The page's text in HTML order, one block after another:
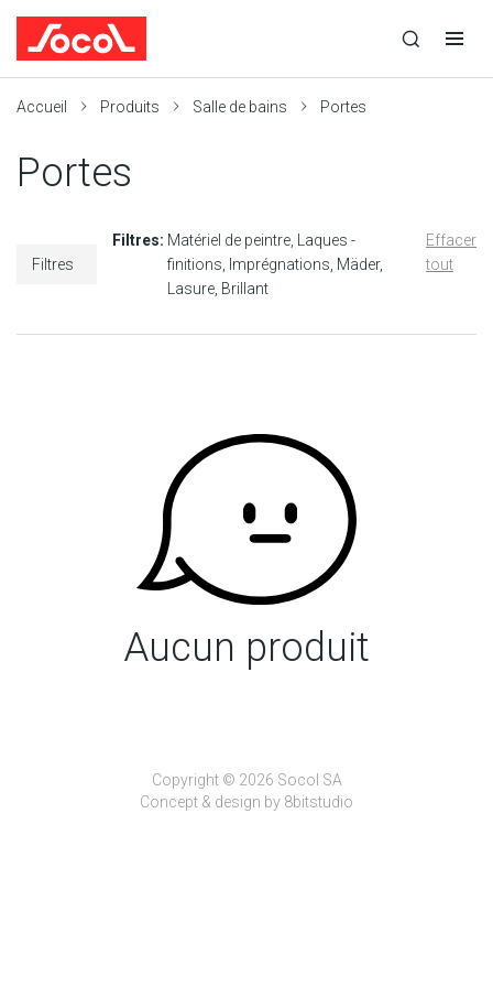
recherche
recherche
navigation
Accueil Produits Salle de bains Portes
Portes
Filtres
Filtres: Matériel de peintre
Laques -
finitions
Imprégnations Mäder
Lasure Brillant
Effacer
tout
Aucun produit
Copyright © 2026 Socol SA
Concept & design by 8bitstudio